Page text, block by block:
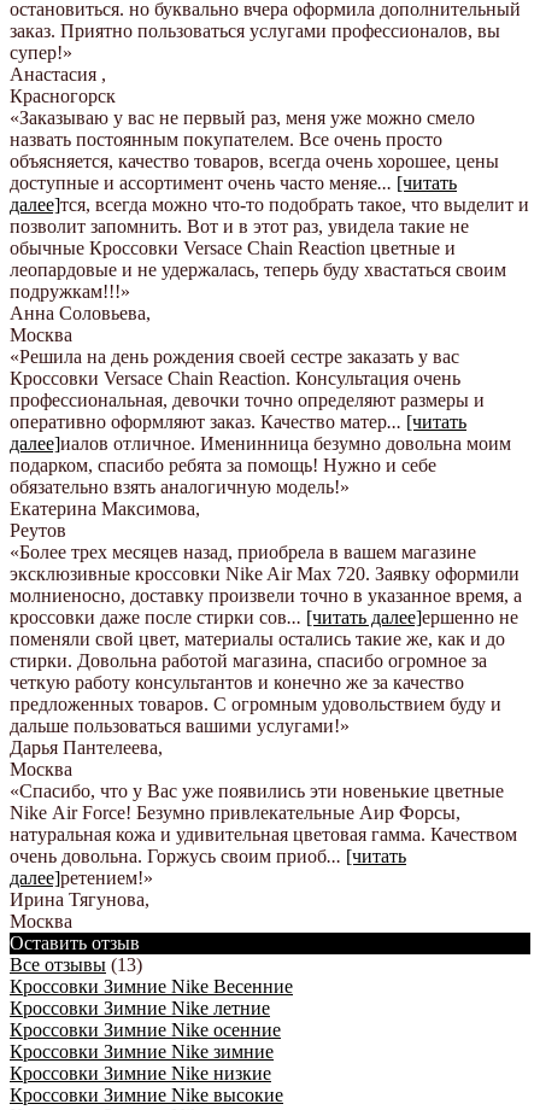
остановиться. но буквально вчера оформила дополнительный
заказ. Приятно пользоваться услугами профессионалов, вы
супер!»
Анастасия ,
Красногорск
«Заказываю у вас не первый раз, меня уже можно смело
назвать постоянным покупателем. Все очень просто
объясняется, качество товаров, всегда очень хорошее, цены
доступные и ассортимент очень часто меняе... [читать
далее]тся, всегда можно что-то подобрать такое, что выделит и
позволит запомнить. Вот и в этот раз, увидела такие не
обычные Кроссовки Versace Chain Reaction цветные и
леопардовые и не удержалась, теперь буду хвастаться своим
подружкам!!!»
Анна Соловьева,
Москва
«Решила на день рождения своей сестре заказать у вас
Кроссовки Versace Chain Reaction. Консультация очень
профессиональная, девочки точно определяют размеры и
оперативно оформляют заказ. Качество матер... [читать
далее]иалов отличное. Именинница безумно довольна моим
подарком, спасибо ребята за помощь! Нужно и себе
обязательно взять аналогичную модель!»
Екатерина Максимова,
Реутов
«Более трех месяцев назад, приобрела в вашем магазине
эксклюзивные кроссовки Nike Air Max 720. Заявку оформили
молниеносно, доставку произвели точно в указанное время, а
кроссовки даже после стирки сов... [читать далее]ершенно не
поменяли свой цвет, материалы остались такие же, как и до
стирки. Довольна работой магазина, спасибо огромное за
четкую работу консультантов и конечно же за качество
предложенных товаров. С огромным удовольствием буду и
дальше пользоваться вашими услугами!»
Дарья Пантелеева,
Москва
«Спасибо, что у Вас уже появились эти новенькие цветные
Nike Аir Force! Безумно привлекательные Аир Форсы,
натуральная кожа и удивительная цветовая гамма. Качеством
очень довольна. Горжусь своим приоб... [читать
далее]ретением!»
Ирина Тягунова,
Москва
Оставить отзыв
Все отзывы (13)
Кроссовки Зимние Nike Весенние
Кроссовки Зимние Nike летние
Кроссовки Зимние Nike осенние
Кроссовки Зимние Nike зимние
Кроссовки Зимние Nike низкие
Кроссовки Зимние Nike высокие